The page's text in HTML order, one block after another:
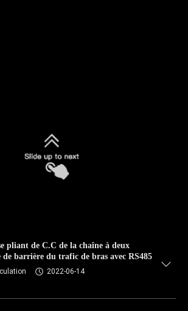
pliant de C.C de la chaîne à deux
de barrière du trafic de bras avec RS485
2022-06-14